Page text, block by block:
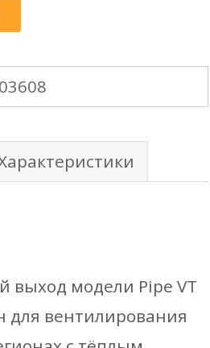
выход модели Pipe VT
для вентилирования